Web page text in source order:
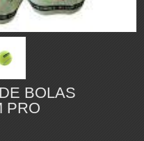
BOLAS
PRO